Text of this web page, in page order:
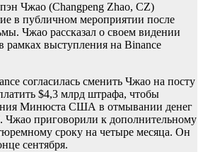
Чжао (Changpeng Zhao, CZ)
в публичном мероприятии после
Чжао рассказал о своем видении
рамках выступления на Binance
согласилась сменить Чжао на посту
$4,3 млрд штрафа, чтобы
Минюста США в отмывании денег
приговорили к дополнительному
сроку на четыре месяца. Он
сентября.